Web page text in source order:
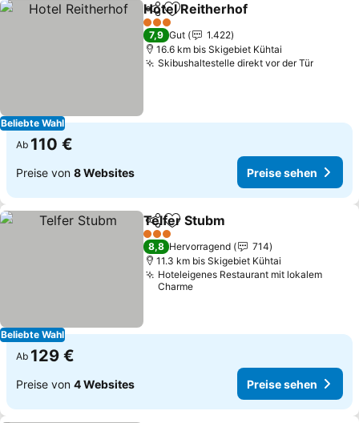
Beliebte Wahl
TeilenZu Favoriten hinzufügen
Hotel Reitherhof
3 Sterne
7,9 Gut
1.422
16.6 km bis Skigebiet Kühtai
Skibushaltestelle direkt vor der Tür
Ab 110 €
Preise von 8 Websites Preise sehen
Beliebte Wahl
TeilenZu Favoriten hinzufügen
Telfer Stubm
3 Sterne
8,8 Hervorragend
714
11.3 km bis Skigebiet Kühtai
Hoteleigenes Restaurant mit lokalem
Charme
Ab 129 €
Preise von 4 Websites Preise sehen